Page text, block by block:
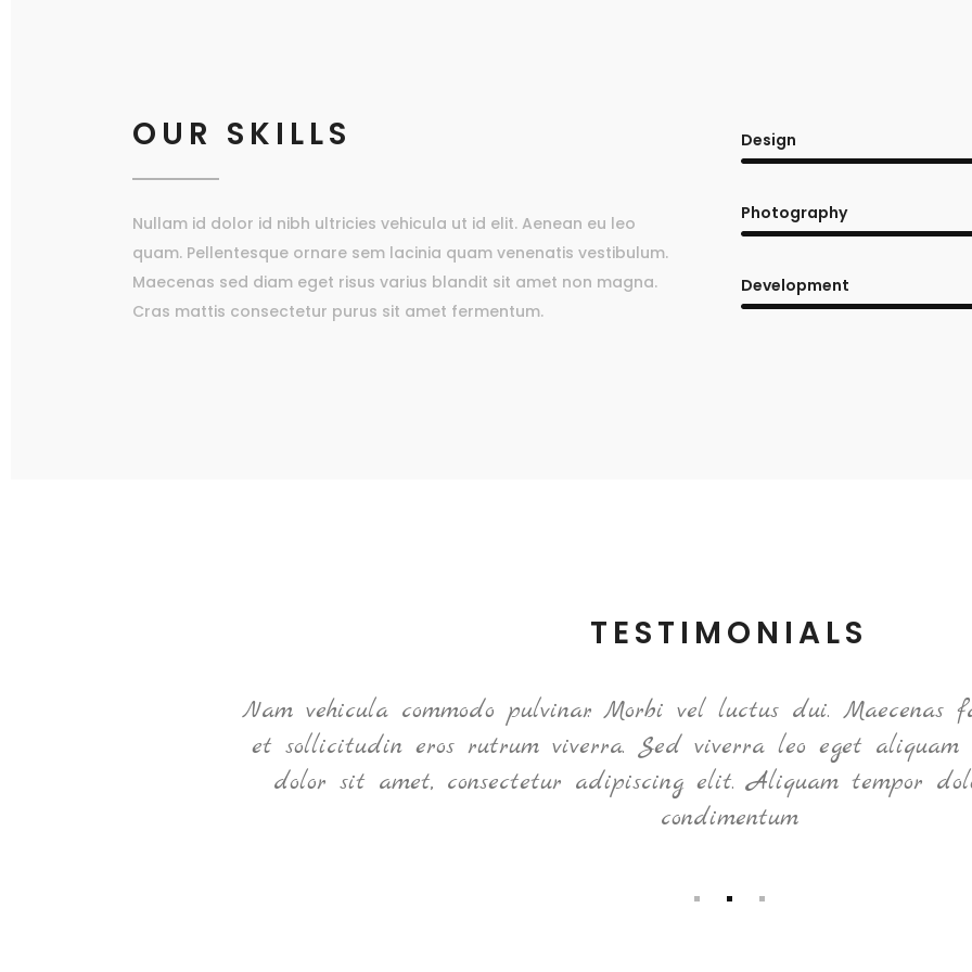
OUR SKILLS
Nullam id dolor id nibh ultricies vehicula ut id elit. Aenean eu leo
quam. Pellentesque ornare sem lacinia quam venenatis vestibulum.
Maecenas sed diam eget risus varius blandit sit amet non magna.
Cras mattis consectetur purus sit amet fermentum.
Design
Photography
Development
TESTIMONIALS
Nam vehicula commodo pulvinar. Morbi vel luctus dui. Maecenas
et sollicitudin eros rutrum viverra. Sed viverra leo eget aliquam
dolor sit amet, consectetur adipiscing elit. Aliquam tempor
condimentum